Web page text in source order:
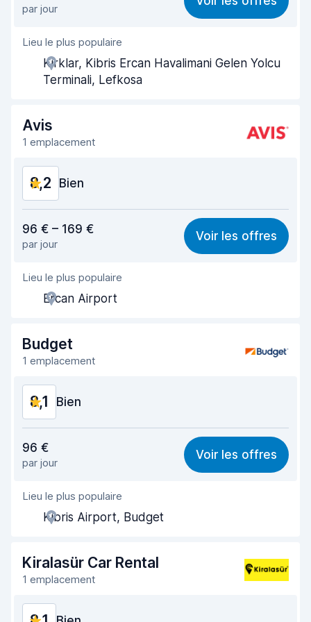
Recherche facile 8,2
Agent serviable
Prise en charge rapide
Propreté de la voiture 8,0
État du véhicule
par jour
Lieu le plus populaire
Kirklar, Kibris Ercan Havalimani Gelen Yolcu
Terminali, Lefkosa
Avis
1 emplacement
8,2 Bien
8,1
Recherche facile 8,2
Agent serviable
Prise en charge rapide
Restitution rapide
Propreté de la voiture
État du véhicule
96 € – 169 €
par jour
Voir les offres
Lieu le plus populaire
Ercan Airport
Budget
1 emplacement
8,1 Bien
8,0
Recherche facile 8,2
Agent serviable
Prise en charge rapide
Restitution rapide 8,2
Propreté de la voiture
96 €
par jour
Voir les offres
Lieu le plus populaire
Kibris Airport, Budget
Kiralasür Car Rental
1 emplacement